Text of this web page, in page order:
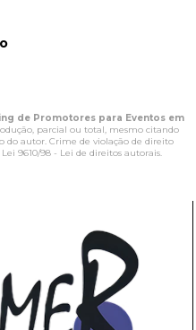
de Promotores para Eventos em
parcial ou total, mesmo citando
do autor. Crime de violação de direito
Lei 9610/98 - Lei de direitos autorais.